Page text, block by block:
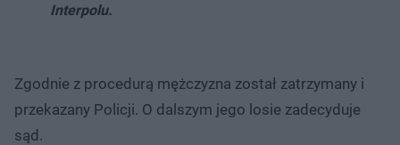
Interpolu.
Zgodnie z procedurą mężczyzna został zatrzymany i
przekazany Policji. O dalszym jego losie zadecyduje
sąd.